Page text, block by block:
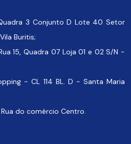
3 Conjunto D Lote 40 Setor
Buritis;
15, Quadra 07 Loja 01 e 02 S/N -
- CL 114 BL. D - Santa Maria
do comércio Centro.